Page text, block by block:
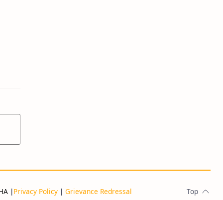
|Privacy Policy | Grievance Redressal